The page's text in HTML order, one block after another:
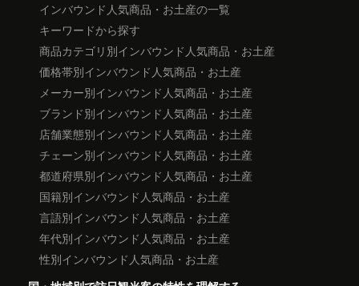
インバウンド人気商品・お土産の一覧
キーワードから探す
商品カテゴリ別インバウンド人気商品・お土産
価格帯別インバウンド人気商品・お土産
メーカー別インバウンド人気商品・お土産
ブランド別インバウンド人気商品・お土産
店舗業態別インバウンド人気商品・お土産
チェーン別インバウンド人気商品・お土産
都道府県別インバウンド人気商品・お土産
国籍別インバウンド人気商品・お土産
言語別インバウンド人気商品・お土産
年代別インバウンド人気商品・お土産
性別インバウンド人気商品・お土産